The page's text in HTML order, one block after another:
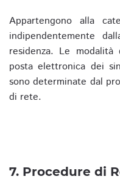
Appartengono alla
indipendentemente
residenza. Le
posta elettronica dei
sono determinate dal
di rete.
7. Procedure di